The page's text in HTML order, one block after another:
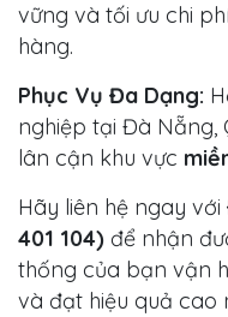
vững và tối ưu chi
hàng.
Phục Vụ Đa Dạng:
nghiệp tại Đà Nẵng,
lân cận khu vực
Hãy liên hệ ngay với
401 104) để nhận
thống của bạn vận
và đạt hiệu quả cao